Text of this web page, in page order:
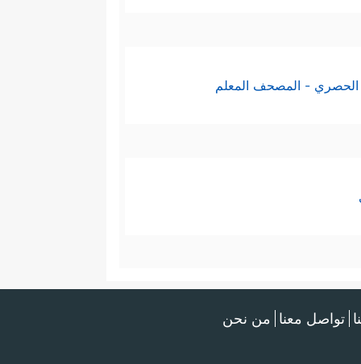
الحصري - المصحف المعلم
تواصل معنا من نحن